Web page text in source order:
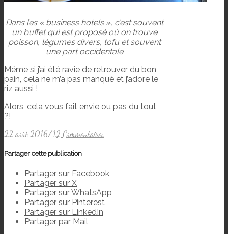
Dans les « business hotels », c’est souvent
un buffet qui est proposé où on trouve
poisson, légumes divers, tofu et souvent
une part occidentale
Même si j’ai été ravie de retrouver du bon
pain, cela ne m’a pas manqué et j’adore le
riz aussi !
Alors, cela vous fait envie ou pas du tout
?!
22 août 2016/12 Commentaires
Partager cette publication
Partager sur Facebook
Partager sur X
Partager sur WhatsApp
Partager sur Pinterest
Partager sur LinkedIn
Partager par Mail